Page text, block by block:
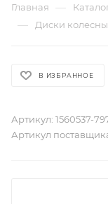
Главная —
— Диски
В ИЗБРАННОЕ
Артикул: 1560537-
Артикул